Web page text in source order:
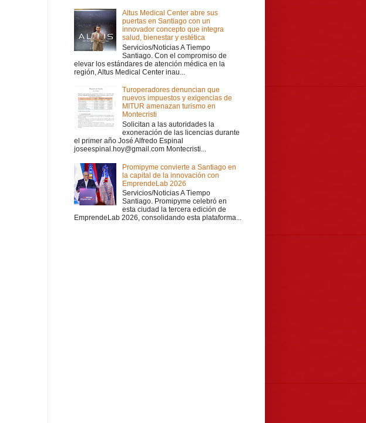
Altus Medical Center abre sus
puertas en Santiago con un
innovador concepto que integra
salud, bienestar y estética
Servicios/Noticias A Tiempo
Santiago. Con el compromiso de
elevar los estándares de atención médica en la
región, Altus Medical Center inau...
Turoperadores denuncian que
nuevos impuestos y exigencias de
MITUR amenazan turismo en
Montecristi
Solicitan a las autoridades la
exoneración de las licencias durante
el primer año José Alfredo Espinal
joseespinal.hoy@gmail.com Montecristi...
Promipyme convierte a Santiago en
la capital de la innovación con
EmprendeLab 2026
Servicios/Noticias A Tiempo
Santiago. Promipyme celebró en
esta ciudad la tercera edición de
EmprendeLab 2026, consolidando esta plataforma...